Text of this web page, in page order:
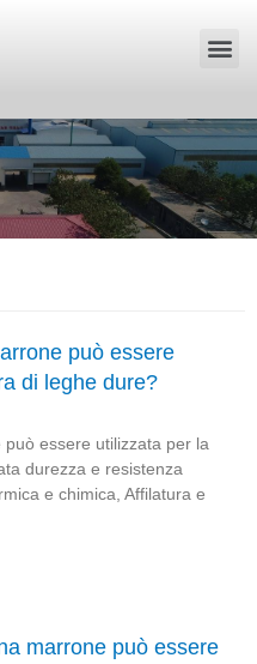
può essere
di leghe dure?
può essere utilizzata per la
durezza e resistenza
e chimica, Affilatura e
marrone può essere